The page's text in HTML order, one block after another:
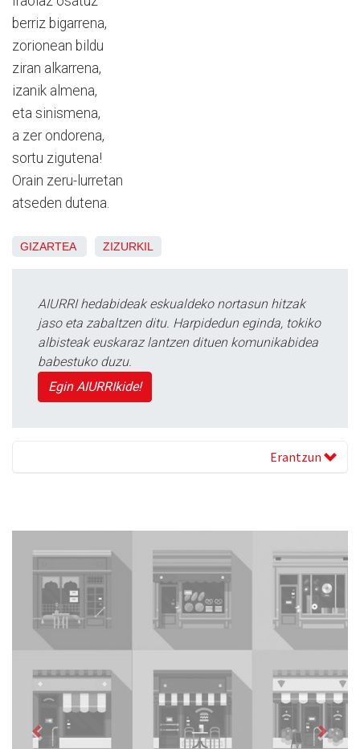
berriz bigarrena,
zorionean bildu
ziran alkarrena,
izanik almena,
eta sinismena,
a zer ondorena,
sortu zigutena!
Orain zeru-lurretan
atseden dutena.
GIZARTEA ZIZURKIL
AIURRI hedabideak eskualdeko nortasun hitzak
jaso eta zabaltzen ditu. Harpidedun eginda, tokiko
albisteak euskaraz lantzen dituen komunikabidea
babestuko duzu.
Egin AIURRIkide!
Erantzun
Previous Next